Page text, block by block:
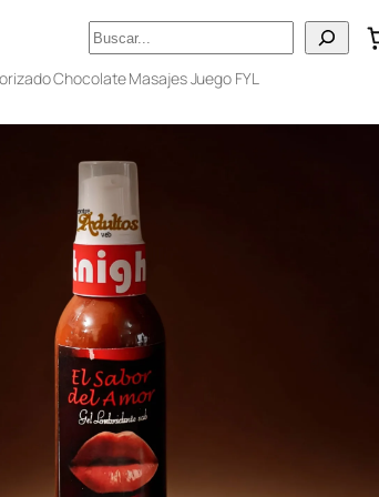
Buscar
Chocolate Masajes Juego FYL